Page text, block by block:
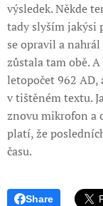
výsledek. Někde
tady slyším jakýsi
se opravil a
zůstala tam obě.
letopočet 962 AD,
v tištěném textu.
znovu mikrofon a
platí, že
času.
Share